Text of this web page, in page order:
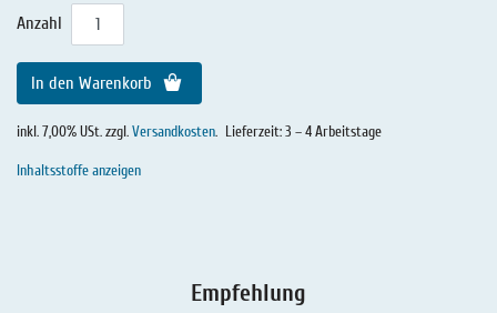
Anzahl
In den Warenkorb
inkl. 7,00% USt. zzgl.Versandkosten. Lieferzeit: 3 – 4 Arbeitstage
Inhaltsstoffe anzeigen
Empfehlung